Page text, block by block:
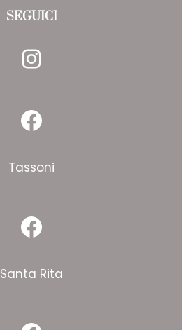
SEGUICI
Instagram
Facebook
Tassoni
Facebook
Santa Rita